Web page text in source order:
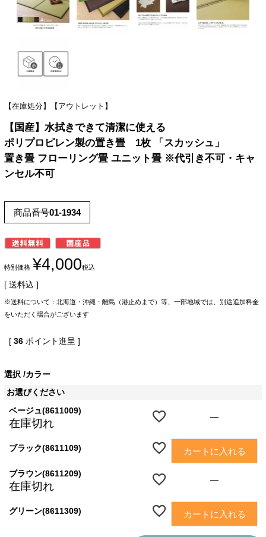
【在庫処分】【アウトレット】
【国産】水拭きできて清潔に使える
ポリプロピレン製の置き畳 1枚 「スカッシュ」
置き畳 フローリング畳 ユニット畳 ※代引き不可・キャ
ンセル不可
商品番号01-1934
特別価格 ¥4,000税込
送料込
※送料について：北海道・沖縄・離島（港止めまで）等、一部地域では、別途追加料金
をいただく場合がございます
[ 36 ポイント進呈 ]
選択
カラー
お選びください
ベージュ(8611009)
在庫切れ
—
ブラック(8611109) カートに入れる
ブラウン(8611209)
在庫切れ
—
グリーン(8611309) カートに入れる